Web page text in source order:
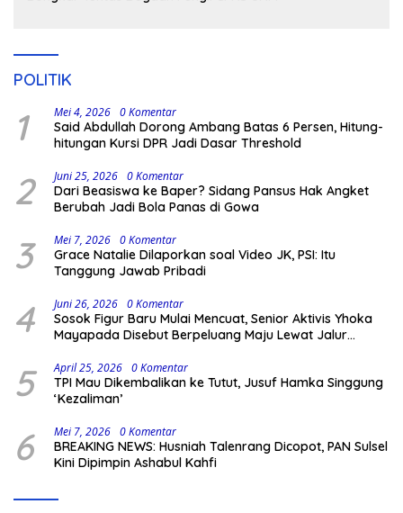
POLITIK
1 Mei 4, 2026 0 Komentar
Said Abdullah Dorong Ambang Batas 6 Persen, Hitung-
hitungan Kursi DPR Jadi Dasar Threshold
2 Juni 25, 2026 0 Komentar
Dari Beasiswa ke Baper? Sidang Pansus Hak Angket
Berubah Jadi Bola Panas di Gowa
3 Mei 7, 2026 0 Komentar
Grace Natalie Dilaporkan soal Video JK, PSI: Itu
Tanggung Jawab Pribadi
4 Juni 26, 2026 0 Komentar
Sosok Figur Baru Mulai Mencuat, Senior Aktivis Yhoka
Mayapada Disebut Berpeluang Maju Lewat Jalur
5 April 25, 2026 0 Komentar
TPI Mau Dikembalikan ke Tutut, Jusuf Hamka Singgung
‘Kezaliman’
6 Mei 7, 2026 0 Komentar
BREAKING NEWS: Husniah Talenrang Dicopot, PAN Sulsel
Kini Dipimpin Ashabul Kahfi